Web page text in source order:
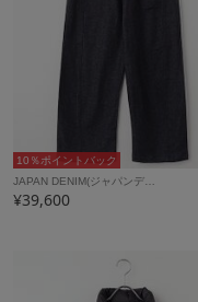
10％ポイントバック
JAPAN DENIM(ジャパンデ…
¥39,600